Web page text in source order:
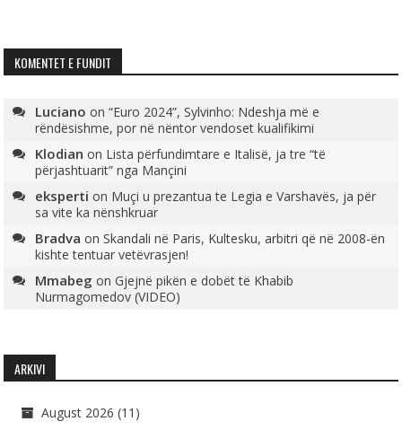
KOMENTET E FUNDIT
Luciano on“Euro 2024”, Sylvinho: Ndeshja më e
rëndësishme, por në nëntor vendoset kualifikimi
Klodian on Lista përfundimtare e Italisë, ja tre “të
përjashtuarit” nga Mançini
eksperti on Muçi u prezantua te Legia e Varshavës, ja për
sa vite ka nënshkruar
Bradva onSkandali në Paris, Kultesku, arbitri që në 2008-ën
kishte tentuar vetëvrasjen!
Mmabeg onGjejnë pikën e dobët të Khabib
Nurmagomedov (VIDEO)
ARKIVI
August 2026 (11)